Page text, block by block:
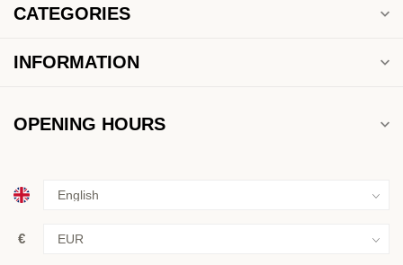
CATEGORIES
INFORMATION
OPENING HOURS
€